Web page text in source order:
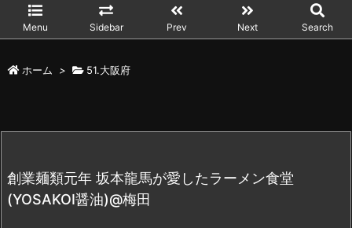
Menu Sidebar Prev Next Search
ホーム > 51.大阪府
創業麺類元年 坂本龍馬が愛したラーメン食堂
(YOSAKOI醤油)@梅田